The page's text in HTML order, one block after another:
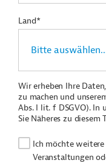
Land*
Wir erheben Ihre
zu machen und
Abs. I lit. f DSGVO). In
Sie Näheres zu diesem
Ich möchte
Veranstaltungen